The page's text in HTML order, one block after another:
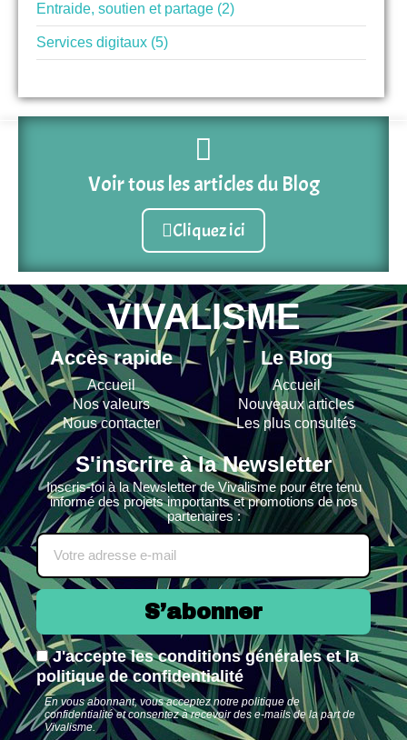
Entraide, soutien et partage (2)
Services digitaux (5)
Voir tous les articles du Blog
Cliquez ici
VIVALISME
Accès rapide
Accueil
Nos valeurs
Nous contacter
Le Blog
Accueil
Nouveaux articles
Les plus consultés
S'inscrire à la Newsletter
Inscris-toi à la Newsletter de Vivalisme pour être tenu
informé des projets importants et promotions de nos
partenaires :
S’abonner
J'accepte les conditions générales et la
politique de confidentialité
En vous abonnant, vous acceptez notre politique de
confidentialité et consentez à recevoir des e-mails de la part de
Vivalisme.